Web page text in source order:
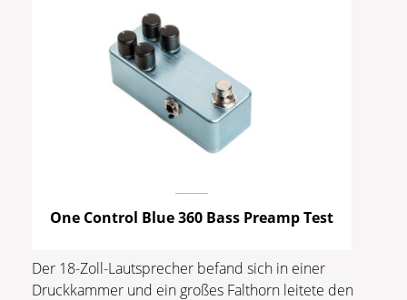
One Control Blue 360 Bass Preamp Test
Der 18-Zoll-Lautsprecher befand sich in einer
Druckkammer und ein großes Falthorn leitete den